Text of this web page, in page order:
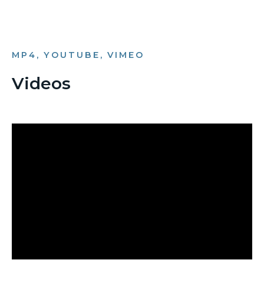
MP4, YOUTUBE, VIMEO
Videos